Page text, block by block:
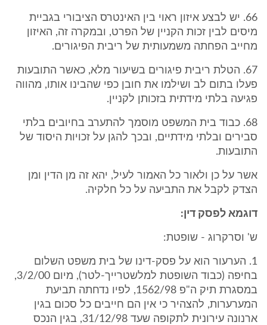
66. יש לבצע איזון ראוי בין האינטרס הציבורי בגביית
מיסים לבין זכות הקניין של הפרט, ובמקרה זה, האיזון
מחייב הפחתה משמעותית של ריבית הפיגורים.
67. הטלת ריבית פיגורים בשיעור מלא, כאשר התובעות
פעלו בתום לב ושילמו את חובן כפי שהבינו אותו, מהווה
פגיעה בלתי מידתית בזכותן לקניין.
68. כבוד בית המשפט מוסמך להתערב בחיובים בלתי
סבירים ובלתי מידתיים, ובכך להגן על זכויות היסוד של
התובעות.
אשר על כן ולאור כל האמור לעיל, יהא זה מן הדין ומן
הצדק לקבל את התביעה על כל חלקיה.
דוגמא לפסק דין:
ש' וסרקרוג - שופטת:
1. הערעור הוא על פסק-דינו של בית משפט השלום
בחיפה (כבוד השופטת למלשטרייך-לטר), מיום 3/2/00,
במסגרת תיק ה"פ 1562/98, לפיו נדחתה תביעת
המערערות, להצהיר כי אין הם חייבים כל סכום בגין
ארנונה עירונית לתקופה שעד 31/12/98, בגין הנכס